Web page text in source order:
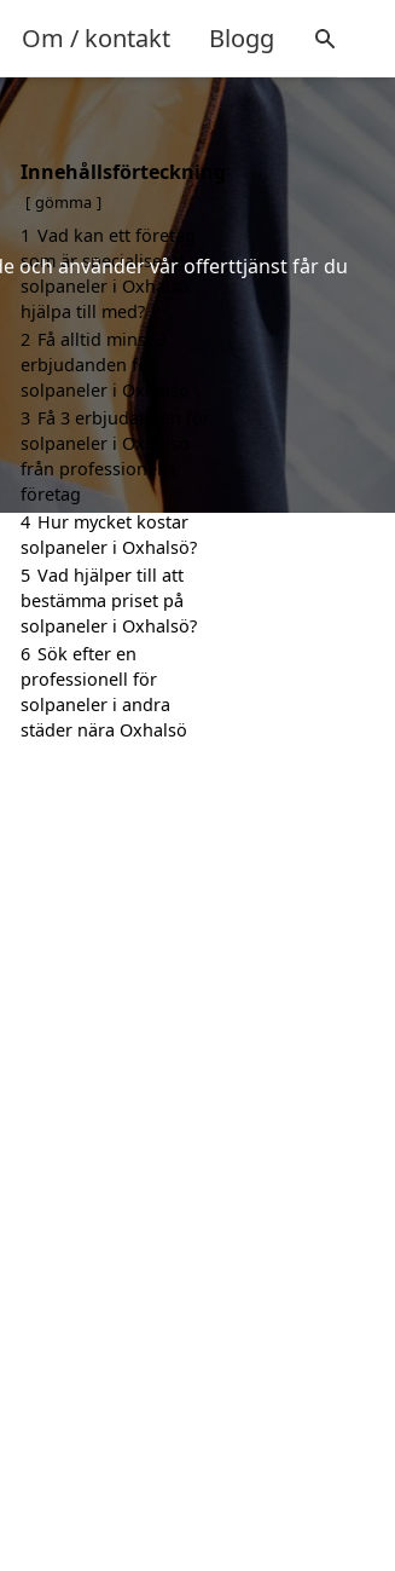
Om / kontakt Blogg
och använder vår offerttjänst får du
Innehållsförteckning
gömma
1 Vad kan ett företag
som är specialiserat på
solpaneler i Oxhalsö
hjälpa till med?
2 Få alltid minst 3
erbjudanden för
solpaneler i Oxhalsö
3 Få 3 erbjudanden för
solpaneler i Oxhalsö
från professionella
företag
4 Hur mycket kostar
solpaneler i Oxhalsö?
5 Vad hjälper till att
bestämma priset på
solpaneler i Oxhalsö?
6 Sök efter en
professionell för
solpaneler i andra
städer nära Oxhalsö